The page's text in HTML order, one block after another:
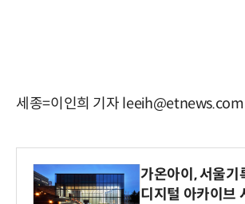
세종=이인희 기자 leeih@etnews.com
가온아이, 서울기
디지털 아카이브